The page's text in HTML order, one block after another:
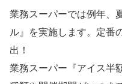
業務スーパーでは例年、
ル』を実施します。定番
出！
業務スーパー『アイス半